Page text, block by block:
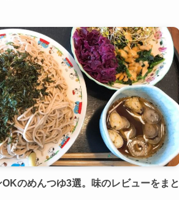
のめんつゆ3選。味のレビューをまと